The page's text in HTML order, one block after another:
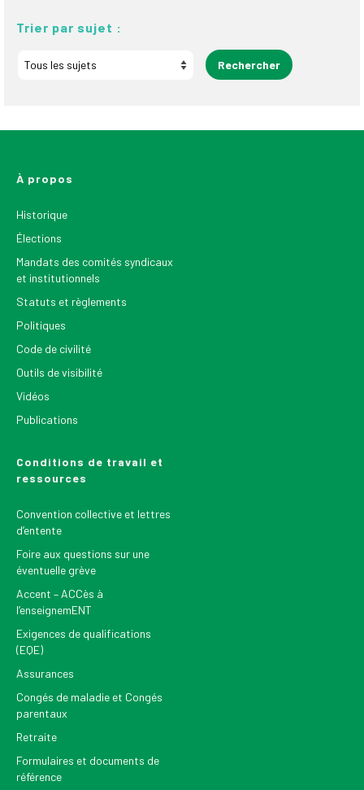
Trier par sujet :
À propos
Historique
Élections
Mandats des comités syndicaux
et institutionnels
Statuts et règlements
Politiques
Code de civilité
Outils de visibilité
Vidéos
Publications
Conditions de travail et
ressources
Convention collective et lettres
d’entente
Foire aux questions sur une
éventuelle grève
Accent – ACCès à
l’enseignemENT
Exigences de qualifications
(EQE)
Assurances
Congés de maladie et Congés
parentaux
Retraite
Formulaires et documents de
référence